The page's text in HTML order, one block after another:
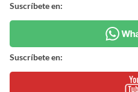
Suscríbete en:
Suscríbete en: